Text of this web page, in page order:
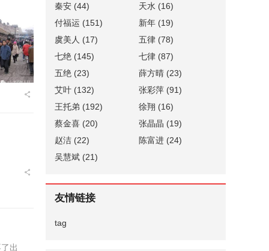
出
秦安 (44) 天水 (16)
付福运 (151) 新年 (19)
虞美人 (17) 五律 (78)
七绝 (145) 七律 (87)
五绝 (23) 薛方晴 (23)
艾叶 (132) 张彩萍 (91)
王托弟 (192) 徐翔 (16)
蔡金喜 (20) 张晶晶 (19)
赵洁 (22) 陈富进 (24)
吴慧斌 (21)
友情链接
tag